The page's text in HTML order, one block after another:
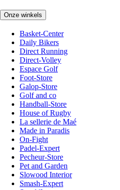
Onze winkels
Basket-Center
Daily Bikers
Direct Running
Direct-Volley
Espace Golf
Foot-Store
Galop-Store
Golf and co
Handball-Store
House of Rugby
La sellerie de Maé
Made in Paradis
On-Fight
Padel-Expert
Pecheur-Store
Pet and Garden
Slowood Interior
Smash-Expert